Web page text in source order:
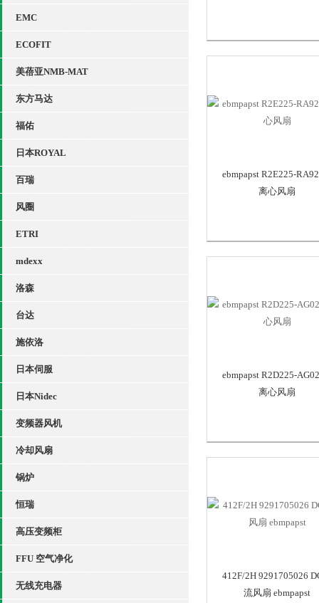
EMC
ECOFIT
美蓓亚NMB-MAT
东方马达
福佑
日本ROYAL
百瑞
风圈
ETRI
mdexx
洛森
台达
施依洛
日本伺服
日本Nidec
变频器风机
冷却风扇
锅炉
恒瑞
高压变频柜
FFU 空气净化
无线充电器
ebmpapst R2E225-
离心风扇
ebmpapst R2D225-
离心风扇
412F/2H 9291705026
流风扇 ebmpapst